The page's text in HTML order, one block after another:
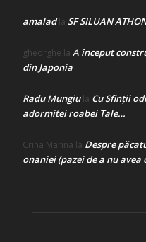
amaladla SF SILUAN
gheorghe la A început
din Japonia
Radu Mungiula Cu Sfinții
adormitei roabei Tale…
Crina Marina la Despre
onaniei (pazei de a nu avea